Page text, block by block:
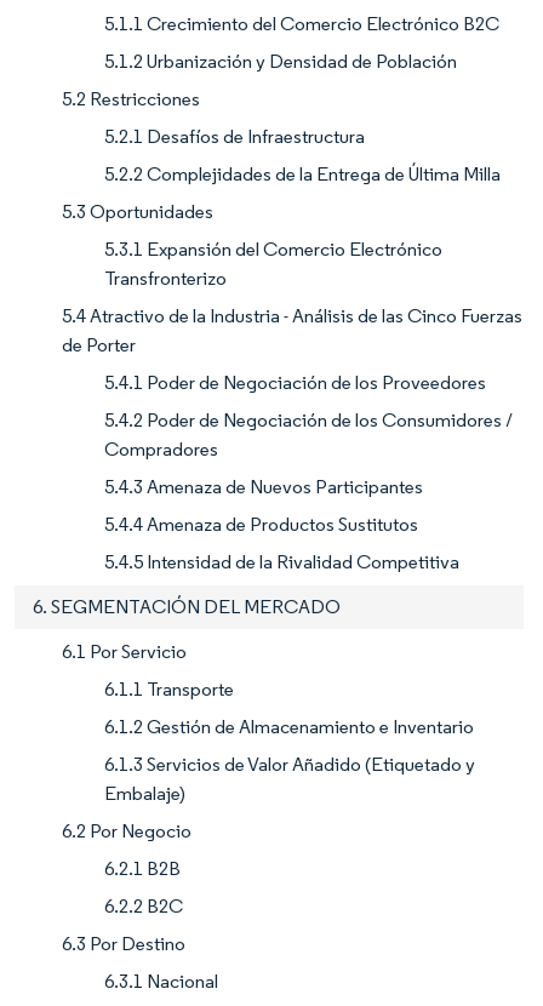
5.1.1 Crecimiento del Comercio Electrónico B2C
5.1.2 Urbanización y Densidad de Población
5.2 Restricciones
5.2.1 Desafíos de Infraestructura
5.2.2 Complejidades de la Entrega de Última Milla
5.3 Oportunidades
5.3.1 Expansión del Comercio Electrónico
Transfronterizo
5.4 Atractivo de la Industria - Análisis de las Cinco Fuerzas
de Porter
5.4.1 Poder de Negociación de los Proveedores
5.4.2 Poder de Negociación de los Consumidores /
Compradores
5.4.3 Amenaza de Nuevos Participantes
5.4.4 Amenaza de Productos Sustitutos
5.4.5 Intensidad de la Rivalidad Competitiva
6. SEGMENTACIÓN DEL MERCADO
6.1 Por Servicio
6.1.1 Transporte
6.1.2 Gestión de Almacenamiento e Inventario
6.1.3 Servicios de Valor Añadido (Etiquetado y
Embalaje)
6.2 Por Negocio
6.2.1 B2B
6.2.2 B2C
6.3 Por Destino
6.3.1 Nacional